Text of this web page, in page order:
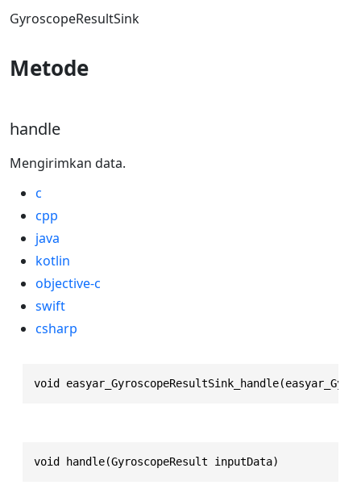
GyroscopeResultSink
Metode
handle
Mengirimkan data.
c
cpp
java
kotlin
objective-c
swift
csharp
void
void handle(GyroscopeResult inputData)